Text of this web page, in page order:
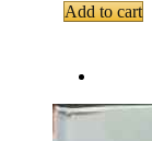
Add to cart